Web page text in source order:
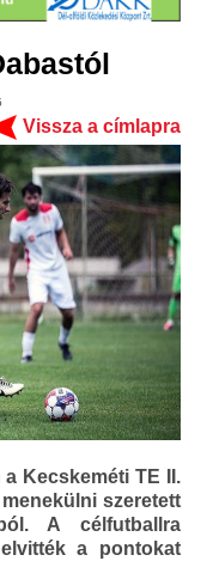
Vissza a címlapra
Kecskeméti TE II.
szeretett
A célfutballra
a pontokat